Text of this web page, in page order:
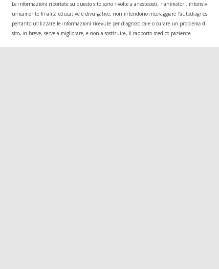
Le informazioni riportate su questo sito sono rivolte a anestesisti, rianimatori,
unicamente finalità educative e divulgative, non intendono incoraggiare l'autodiagnosi o
pertanto utilizzare le informazioni ricevute per diagnosticare o curare un problema di
sito, in breve, serve a migliorare, e non a sostituire, il rapporto medico-paziente.